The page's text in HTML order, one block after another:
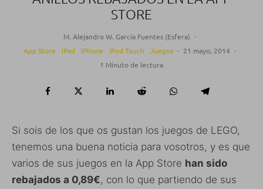
STORE
M. Alejandro W. García Fuentes (Esfera) ·
App Store
iPad iPhone iPod Touch Juegos · 21 mayo, 2014 ·
1 Minuto de lectura
Si sois de los que os gustan los juegos de LEGO,
tenemos una buena noticia para vosotros, y es que
varios de sus juegos en la App Store han sido
rebajados a 0,89€, con lo que partiendo de sus